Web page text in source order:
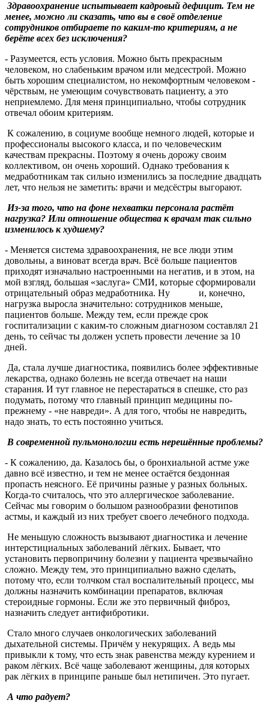
Здравоохранение испытывает кадровый дефицит. Тем не
менее, можно ли сказать, что вы в своё отделение
сотрудников отбираете по каким-то критериям, а не
берёте всех без исключения?
- Разумеется, есть условия. Можно быть прекрасным
человеком, но слабеньким врачом или медсестрой. Можно
быть хорошим специалистом, но некомфортным человеком -
чёрствым, не умеющим сочувствовать пациенту, а это
неприемлемо. Для меня принципиально, чтобы сотрудник
отвечал обоим критериям.
К сожалению, в социуме вообще немного людей, которые и
профессионалы высокого класса, и по человеческим
качествам прекрасны. Поэтому я очень дорожу своим
коллективом, он очень хороший. Однако требования к
медработникам так сильно изменились за последние двадцать
лет, что нельзя не заметить: врачи и медсёстры выгорают.
Из-за того, что на фоне нехватки персонала растёт
нагрузка? Или отношение общества к врачам так сильно
изменилось к худшему?
- Меняется система здравоохранения, не все люди этим
довольны, а виноват всегда врач. Всё больше пациентов
приходят изначально настроенными на негатив, и в этом, на
мой взгляд, большая «заслуга» СМИ, которые сформировали
отрицательный образ медработника. Ну и, конечно,
нагрузка выросла значительно: сотрудников меньше,
пациентов больше. Между тем, если прежде срок
госпитализации с каким-то сложным диагнозом составлял 21
день, то сейчас ты должен успеть провести лечение за 10
дней.
Да, стала лучше диагностика, появились более эффективные
лекарства, однако болезнь не всегда отвечает на наши
старания. И тут главное не перестараться в спешке, сто раз
подумать, потому что главный принцип медицины по-
прежнему - «не навреди». А для того, чтобы не навредить,
надо знать, то есть постоянно учиться.
В современной пульмонологии есть нерешённые проблемы?
- К сожалению, да. Казалось бы, о бронхиальной астме уже
давно всё известно, и тем не менее остаётся бездонная
пропасть неясного. Её причины разные у разных больных.
Когда-то считалось, что это аллергическое заболевание.
Сейчас мы говорим о большом разнообразии фенотипов
астмы, и каждый из них требует своего лечебного подхода.
Не меньшую сложность вызывают диагностика и лечение
интерстициальных заболеваний лёгких. Бывает, что
установить первопричину болезни у пациента чрезвычайно
сложно. Между тем, это принципиально важно сделать,
потому что, если толчком стал воспалительный процесс, мы
должны назначить комбинации препаратов, включая
стероидные гормоны. Если же это первичный фиброз,
назначить следует антифибротики.
Стало много случаев онкологических заболеваний
дыхательной системы. Причём у некурящих. А ведь мы
привыкли к тому, что есть знак равенства между курением и
раком лёгких. Всё чаще заболевают женщины, для которых
рак лёгких в принципе раньше был нетипичен. Это пугает.
А что радует?